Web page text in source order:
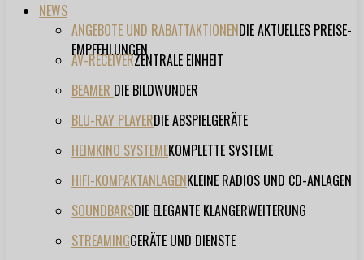
NEWS
ANGEBOTE UND RABATTAKTIONENDIE AKTUELLES PREISE-
EMPFEHLUNGEN
AV-RECEIVERZENTRALE EINHEIT
BEAMER DIE BILDWUNDER
BLU-RAY PLAYERDIE ABSPIELGERÄTE
HEIMKINO SYSTEMEKOMPLETTE SYSTEME
HIFI-KOMPAKTANLAGENKLEINE RADIOS UND CD-ANLAGEN
SOUNDBARSDIE ELEGANTE KLANGERWEITERUNG
STREAMINGGERÄTE UND DIENSTE